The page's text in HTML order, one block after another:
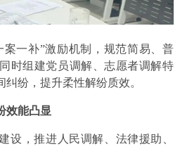
案一补”激励机制，规范简易、普
时组建党员调解、志愿者调解特
纷，提升柔性解纷质效。
效能凸显
设，推进人民调解、法律援助、